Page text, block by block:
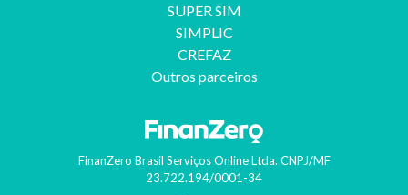
SUPER SIM
SIMPLIC
CREFAZ
Outros parceiros
FinanZero Brasil Serviços Online Ltda. CNPJ/MF
23.722.194/0001-34